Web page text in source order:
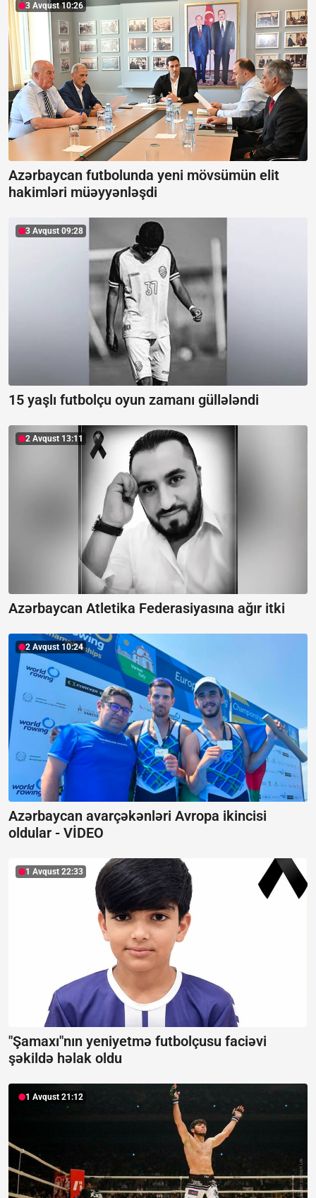
3 Avqust 10:26
Azərbaycan futbolunda yeni mövsümün elit
hakimləri müəyyənləşdi
3 Avqust 09:28
15 yaşlı futbolçu oyun zamanı güllələndi
2 Avqust 13:11
Azərbaycan Atletika Federasiyasına ağır itki
2 Avqust 10:24
Azərbaycan avarçəkənləri Avropa ikincisi
oldular - VİDEO
1 Avqust 22:33
"Şamaxı"nın yeniyetmə futbolçusu faciəvi
şəkildə həlak oldu
1 Avqust 21:12